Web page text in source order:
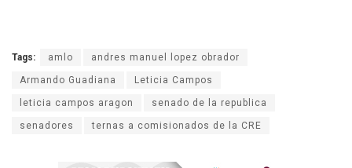
Tags: amlo andres manuel lopez obrador
Armando Guadiana Leticia Campos
leticia campos aragon senado de la republica
senadores ternas a comisionados de la CRE